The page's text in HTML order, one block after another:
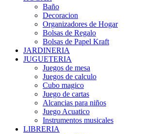
Baño
Decoracion
Organizadores de Hogar
Bolsas de Regalo
Bolsas de Papel Kraft
JARDINERIA
JUGUETERIA
Juegos de mesa
Juegos de calculo
Cubo magico
Juego de cartas
Alcancias para niños
Juego Acuatico
Instrumentos musicales
LIBRERIA